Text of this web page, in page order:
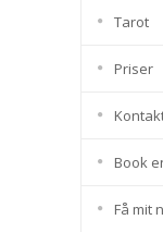
Tarot
Priser
Book
Få mit